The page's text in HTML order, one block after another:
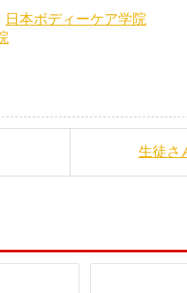
日本ボディーケア学院
生徒さ